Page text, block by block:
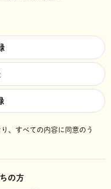
、 すべての内容に同意のう
の方